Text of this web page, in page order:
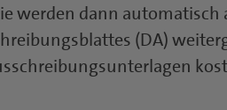
werden dann automatisch
(DA)